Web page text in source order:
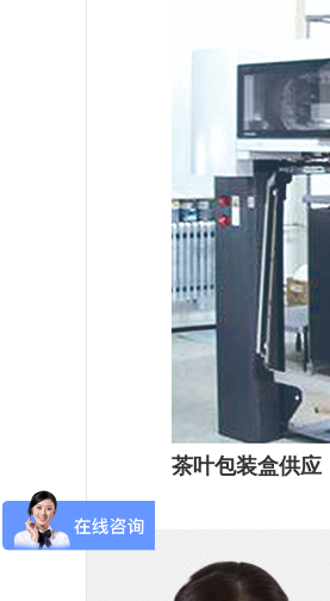
茶叶包装盒供应